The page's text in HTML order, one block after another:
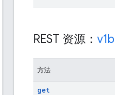
REST 资源：
方法
get